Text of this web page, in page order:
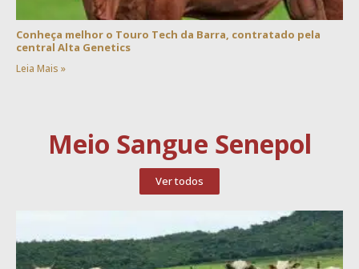
Conheça melhor o Touro Tech da Barra, contratado pela
central Alta Genetics
Leia Mais »
Meio Sangue Senepol
Ver todos